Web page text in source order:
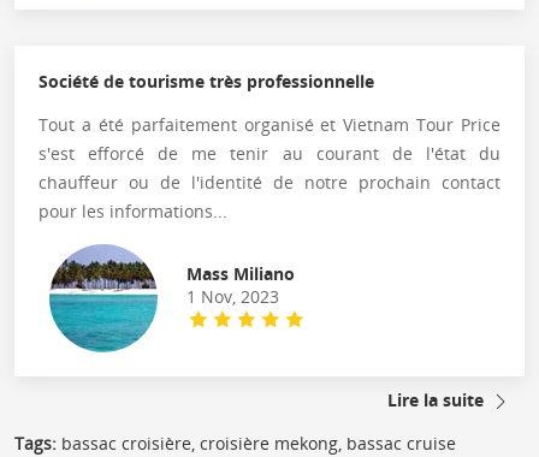
Société de tourisme très professionnelle
Tout a été parfaitement organisé et Vietnam Tour Price
s'est efforcé de me tenir au courant de l'état du
chauffeur ou de l'identité de notre prochain contact
pour les informations...
Mass Miliano
1 Nov, 2023
Lire la suite
Tags: bassac croisière, croisière mekong, bassac cruise